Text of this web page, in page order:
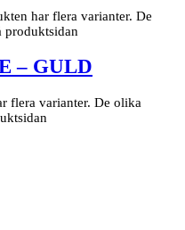
har flera varianter. De
produktsidan
– GULD
flera varianter. De olika